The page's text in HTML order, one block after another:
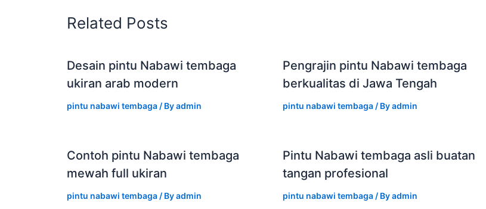
Related Posts
Desain pintu Nabawi tembaga
ukiran arab modern
pintu nabawi tembaga / Byadmin
Pengrajin pintu Nabawi tembaga
berkualitas di Jawa Tengah
pintu nabawi tembaga / Byadmin
Contoh pintu Nabawi tembaga
mewah full ukiran
pintu nabawi tembaga / Byadmin
Pintu Nabawi tembaga asli buatan
tangan profesional
pintu nabawi tembaga / Byadmin